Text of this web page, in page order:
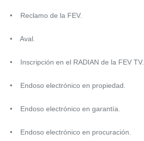
• Reclamo de la FEV.
• Aval.
• Inscripción en el RADIAN de la FEV TV.
• Endoso electrónico en propiedad.
• Endoso electrónico en garantía.
• Endoso electrónico en procuración.